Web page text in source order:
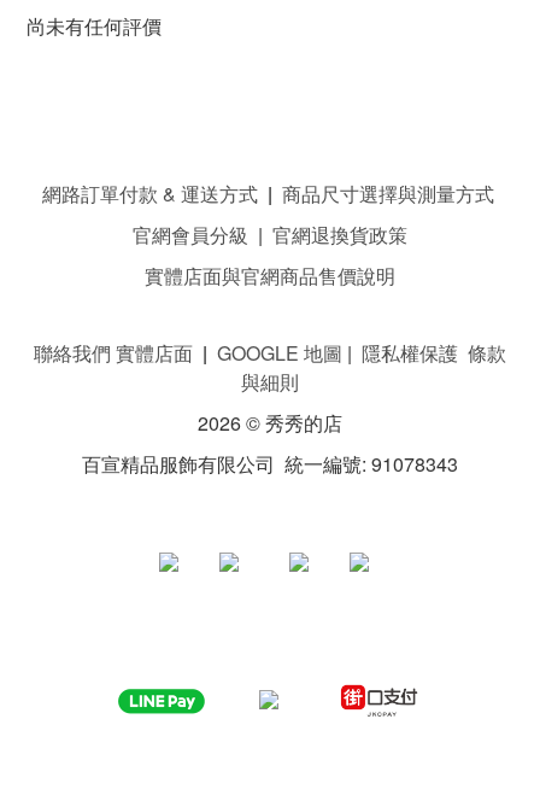
尚未有任何評價
網路訂單付款 & 運送方式| 商品尺寸選擇與測量方式
官網會員分級 | 官網退換貨政策
實體店面與官網商品售價說明
聯絡我們 實體店面 | GOOGLE 地圖 | 隱私權保護 條款
與細則
2026 © 秀秀的店
百宣精品服飾有限公司 統一編號: 91078343